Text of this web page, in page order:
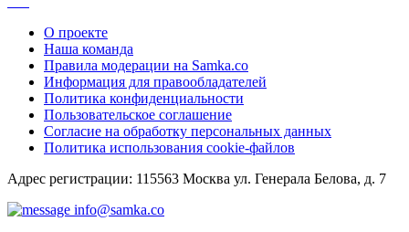
О проекте
Наша команда
Правила модерации на Samka.co
Информация для правообладателей
Политика конфиденциальности
Пользовательское соглашение
Согласие на обработку персональных данных
Политика использования cookie-файлов
Адрес регистрации: 115563 Москва ул. Генерала Белова, д. 7
info@samka.co